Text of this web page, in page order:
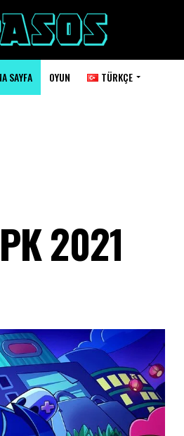
SAYFA OYUN TÜRKÇE
2021